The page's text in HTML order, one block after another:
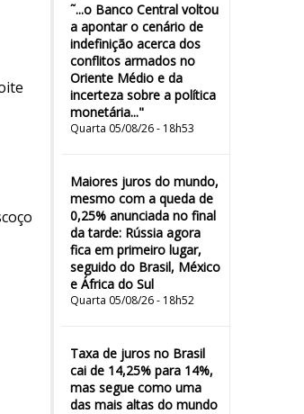
˜...o Banco Central voltou
a apontar o cenário de
indefinição acerca dos
conflitos armados no
Oriente Médio e da
incerteza sobre a política
monetária..."
Quarta 05/08/26 - 18h53
Maiores juros do mundo,
mesmo com a queda de
0,25% anunciada no final
da tarde: Rússia agora
fica em primeiro lugar,
seguido do Brasil, México
e África do Sul
Quarta 05/08/26 - 18h52
Taxa de juros no Brasil
cai de 14,25% para 14%,
mas segue como uma
das mais altas do mundo